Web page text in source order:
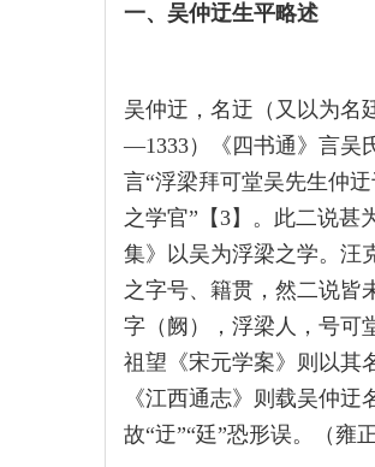
一、吴仲迂生平略述
吴仲迂，名迂（又以为名
—1333）《四书通》言吴
言“浮梁拜可堂吴先生仲
之学官”【3】。此二说甚
集》以吴为浮梁之学。汪
之字号、籍贯，然二说皆
字（阙），浮梁人，号可
祖望《宋元学案》则以其
《江西通志》则载吴仲
故“迂”“廷”恐形误。（雍